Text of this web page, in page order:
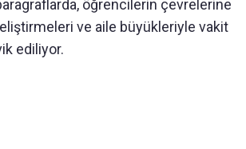
öğrencilerin çevrelerine
ve aile büyükleriyle vakit
ediliyor.